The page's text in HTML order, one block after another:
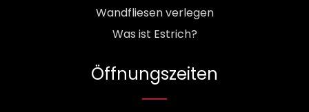
Wandfliesen verlegen
Was ist Estrich?
Öffnungszeiten